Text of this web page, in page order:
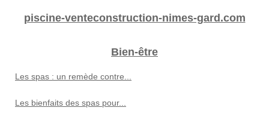
piscine-venteconstruction-nimes-gard.com
Bien-être
Les spas : un remède contre...
Les bienfaits des spas pour...